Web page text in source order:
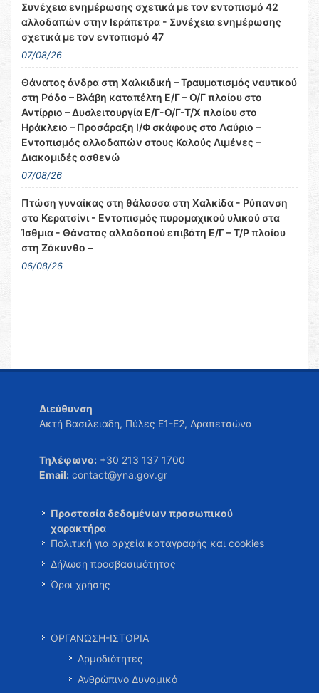
Συνέχεια ενημέρωσης σχετικά με τον εντοπισμό 42
αλλοδαπών στην Ιεράπετρα - Συνέχεια ενημέρωσης
σχετικά με τον εντοπισμό 47
07/08/26
Θάνατος άνδρα στη Χαλκιδική – Τραυματισμός ναυτικού
στη Ρόδο – Βλάβη καταπέλτη Ε/Γ – Ο/Γ πλοίου στο
Αντίρριο – Δυσλειτουργία Ε/Γ-Ο/Γ-Τ/Χ πλοίου στο
Ηράκλειο – Προσάραξη Ι/Φ σκάφους στο Λαύριο –
Εντοπισμός αλλοδαπών στους Καλούς Λιμένες –
Διακομιδές ασθενώ
07/08/26
Πτώση γυναίκας στη θάλασσα στη Χαλκίδα - Ρύπανση
στο Κερατσίνι - Εντοπισμός πυρομαχικού υλικού στα
Ίσθμια - Θάνατος αλλοδαπού επιβάτη Ε/Γ – Τ/Ρ πλοίου
στη Ζάκυνθο –
06/08/26
Διεύθυνση
Ακτή Βασιλειάδη, Πύλες Ε1-Ε2, Δραπετσώνα
Τηλέφωνο: +30 213 137 1700
Email: contact@yna.gov.gr
Προστασία δεδομένων προσωπικού
χαρακτήρα
Πολιτική για αρχεία καταγραφής και cookies
Δήλωση προσβασιμότητας
Όροι χρήσης
ΟΡΓΑΝΩΣΗ-ΙΣΤΟΡΙΑ
Αρμοδιότητες
Ανθρώπινο Δυναμικό